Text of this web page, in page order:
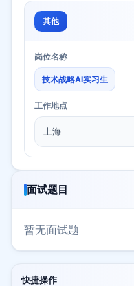
其他
岗位名称
技术战略AI实习生
工作地点
上海
面试题目
暂无面试题
快捷操作